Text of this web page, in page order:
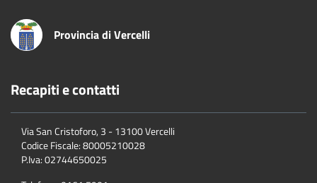
Provincia di Vercelli
Recapiti e contatti
Via San Cristoforo, 3 - 13100 Vercelli
Codice Fiscale:80005210028
P.Iva:02744650025